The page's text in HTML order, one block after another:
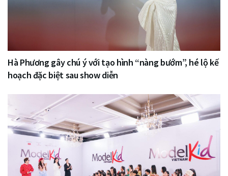
Hà Phương gây chú ý với tạo hình “nàng bướm”, hé lộ kế
hoạch đặc biệt sau show diễn